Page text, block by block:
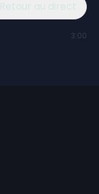
Retour au direct
3:00